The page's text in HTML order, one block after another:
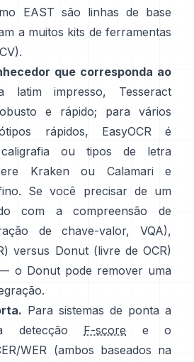
EAST são linhas de base
a muitos kits de ferramentas
).
que corresponda ao
latim impresso,
Tesseract
e rápido; para vários
rápidos,
EasyOCR
é
ou tipos de letra
Kraken ou Calamari
e
Se você precisar de um
com a compreensão de
de chave-valor, VQA),
versus Donut (livre de OCR)
o Donut pode remover uma
Para sistemas de ponta a
detecção
F-score e o
WER (ambos baseados na